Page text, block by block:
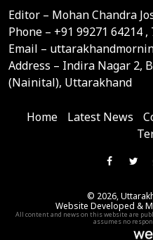
Editor – Mohan Chandra
Phone – +91 99271 64214 ,
Email –
Address – Indira Nagar 2,
(Nainital), Uttarakhand
Home Latest News
Like
On On
© 2026,
Website Developed &
All content and news on this website are
assumes no